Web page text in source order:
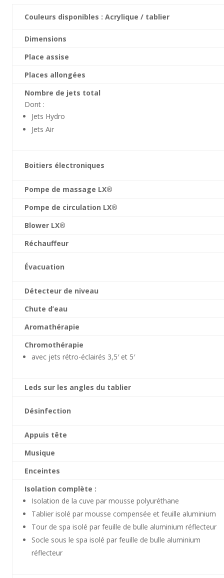
Couleurs disponibles : Acrylique / tablier
Dimensions
Place assise
Places allongées
Nombre de jets total
Dont :
Jets Hydro
Jets Air
Boitiers électroniques
Pompe de massage LX®
Pompe de circulation LX®
Blower LX®
Réchauffeur
Évacuation
Détecteur de niveau
Chute d’eau
Aromathérapie
Chromothérapie
avec jets rétro-éclairés 3,5′ et 5′
Leds sur les angles du tablier
Désinfection
Appuis tête
Musique
Enceintes
Isolation complète :
Isolation de la cuve par mousse polyuréthane
Tablier isolé par mousse compensée et feuille aluminium
Tour de spa isolé par feuille de bulle aluminium réflecteur
Socle sous le spa isolé par feuille de bulle aluminium
réflecteur